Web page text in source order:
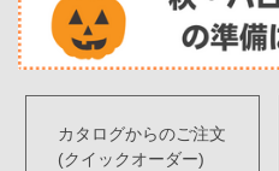
カタログからのご注文
(クイックオーダー)